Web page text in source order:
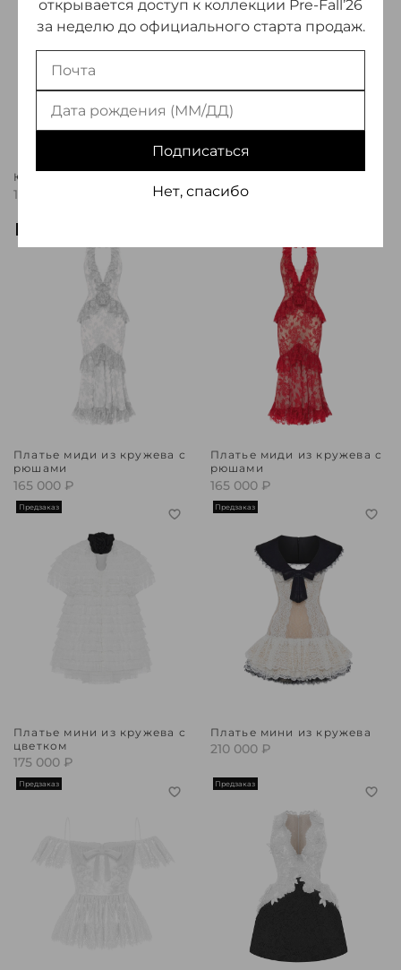
Юбка миди из кружева
130 000 ₽
объемной юбкой
Платье миди из кружева с
рюшами
165 000 ₽
Платье миди из кружева с
рюшами
165 000 ₽
Предзаказ
Платье мини из кружева с
цветком
175 000 ₽
Предзаказ
Платье мини из кружева
210 000 ₽
Предзаказ Предзаказ
открывается доступ к коллекции Pre-Fall’26
за неделю до официального старта продаж.
Подписаться
Нет, спасибо